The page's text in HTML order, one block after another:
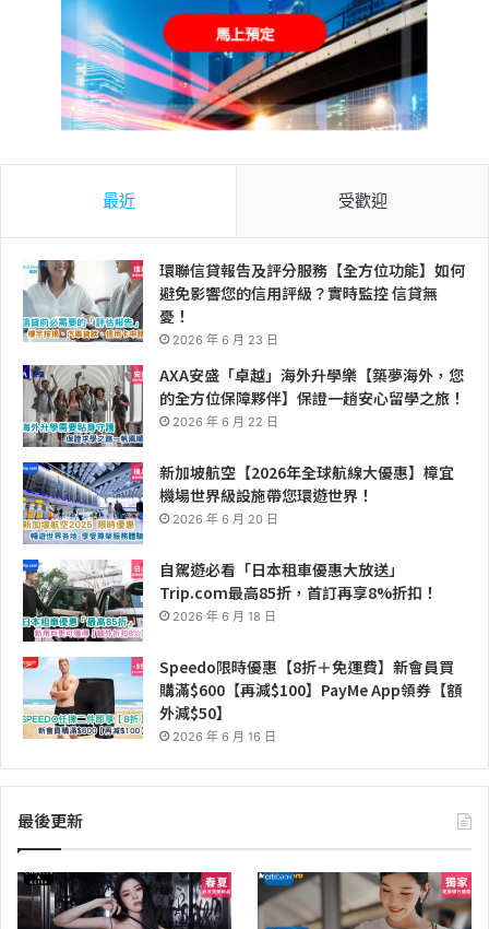
最近 受歡迎
環聯信貸報告及評分服務【全方位功能】如何
避免影響您的信用評級？實時監控 信貸無
憂！
2026 年 6 月 23 日
AXA安盛「卓越」海外升學樂【築夢海外，您
的全方位保障夥伴】保證一趟安心留學之旅！
2026 年 6 月 22 日
新加坡航空【2026年全球航線大優惠】樟宜
機場世界級設施帶您環遊世界！
2026 年 6 月 20 日
自駕遊必看「日本租車優惠大放送」
Trip.com最高85折，首訂再享8%折扣！
2026 年 6 月 18 日
Speedo限時優惠【8折＋免運費】新會員買
購滿$600【再減$100】PayMe App領券【額
外減$50】
2026 年 6 月 16 日
最後更新